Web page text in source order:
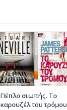
Πέπλο σιωπής. Το
καρουζέλ του τρόμου